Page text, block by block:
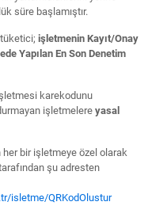
süre başlamıştır.
işletmenin Kayıt/Onay
Yapılan En Son Denetim
karekodunu
işletmelere yasal
her bir işletmeye özel olarak
şu adresten
isletme/QRKodOlustur